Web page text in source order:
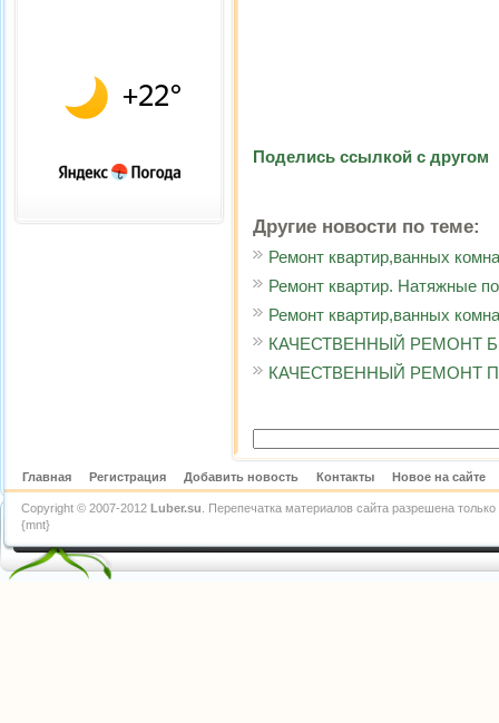
Поделись ссылкой с другом
Другие новости по теме:
Ремонт квартир,ванных
Ремонт квартир. Натяжные
Ремонт квартир,ванных
КАЧЕСТВЕННЫЙ РЕМОНТ
КАЧЕСТВЕННЫЙ РЕМОНТ
Главная Регистрация Добавить новость Контакты Новое на сайте
Copyright © 2007-2012 Luber.su . Перепечатка материалов сайта разрешена
{mnt}